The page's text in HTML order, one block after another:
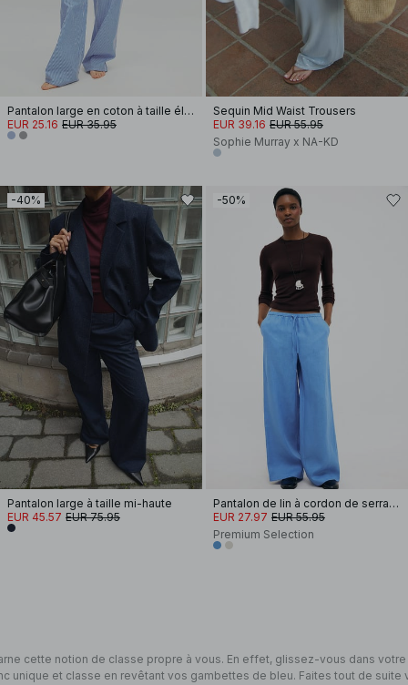
Pantalon large en coton à taille élastique
EUR 25.16 EUR 35.95
Sequin Mid Waist Trousers
EUR 39.16 EUR 55.95
Sophie Murray x NA-KD
-40%
Pantalon large à taille mi-haute
EUR 45.57 EUR 75.95
-50%
Pantalon de lin à cordon de serrage
EUR 27.97 EUR 55.95
Premium Selection
cette notion de classe propre à vous. En effet, glissez-vous dans
unique et classe en revêtant vos gambettes de bleu. Faites tout de